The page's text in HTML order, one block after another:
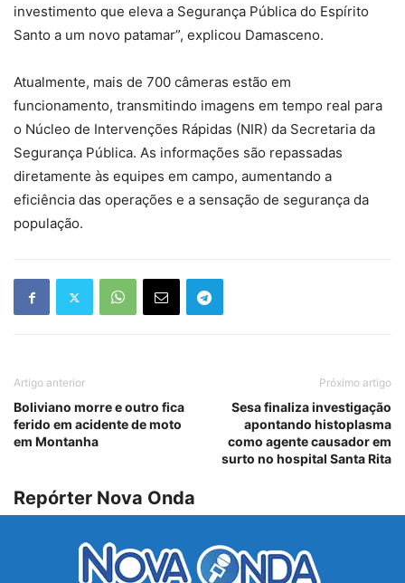
investimento que eleva a Segurança Pública do Espírito
Santo a um novo patamar”, explicou Damasceno.
Atualmente, mais de 700 câmeras estão em
funcionamento, transmitindo imagens em tempo real para
o Núcleo de Intervenções Rápidas (NIR) da Secretaria da
Segurança Pública. As informações são repassadas
diretamente às equipes em campo, aumentando a
eficiência das operações e a sensação de segurança da
população.
Artigo anterior
Boliviano morre e outro fica
ferido em acidente de moto
em Montanha
Próximo artigo
Sesa finaliza investigação
apontando histoplasma
como agente causador em
surto no hospital Santa Rita
Repórter Nova Onda